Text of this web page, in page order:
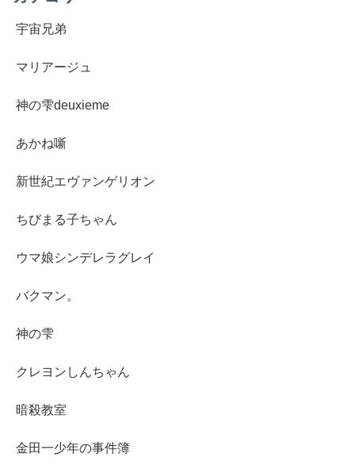
宇宙兄弟
マリアージュ
神の雫deuxieme
あかね噺
新世紀エヴァンゲリオン
ちびまる子ちゃん
ウマ娘シンデレラグレイ
バクマン。
神の雫
クレヨンしんちゃん
暗殺教室
金田一少年の事件簿